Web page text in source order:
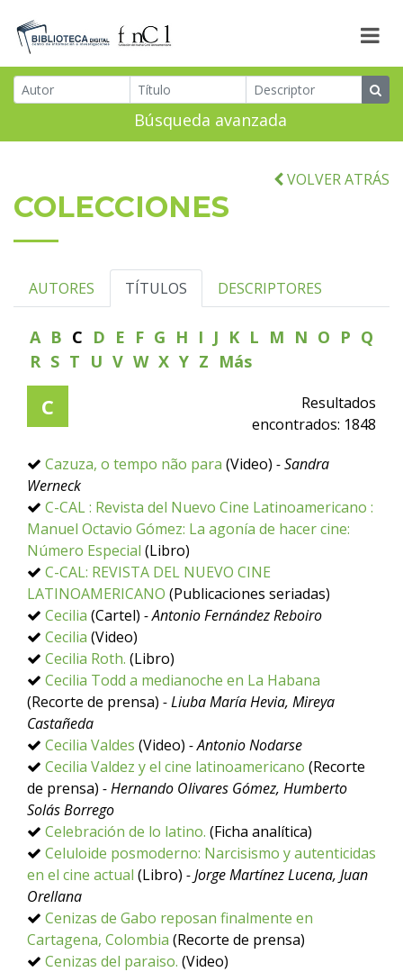
Búsqueda avanzada
VOLVER ATRÁS
COLECCIONES
AUTORES TÍTULOS DESCRIPTORES
A B C D E F G H I J K L M N O P Q
R S T U V W X Y Z Más
C
Resultados
encontrados: 1848
Cazuza, o tempo não para (Video) - Sandra
Werneck
C-CAL : Revista del Nuevo Cine Latinoamericano :
Manuel Octavio Gómez: La agonía de hacer cine:
Número Especial (Libro)
C-CAL: REVISTA DEL NUEVO CINE
LATINOAMERICANO (Publicaciones seriadas)
Cecilia (Cartel) - Antonio Fernández Reboiro
Cecilia (Video)
Cecilia Roth. (Libro)
Cecilia Todd a medianoche en La Habana
(Recorte de prensa) - Liuba María Hevia, Mireya
Castañeda
Cecilia Valdes (Video) - Antonio Nodarse
Cecilia Valdez y el cine latinoamericano (Recorte
de prensa) - Hernando Olivares Gómez, Humberto
Solás Borrego
Celebración de lo latino. (Ficha analítica)
Celuloide posmoderno: Narcisismo y autenticidas
en el cine actual (Libro) - Jorge Martínez Lucena, Juan
Orellana
Cenizas de Gabo reposan finalmente en
Cartagena, Colombia (Recorte de prensa)
Cenizas del paraiso. (Video)